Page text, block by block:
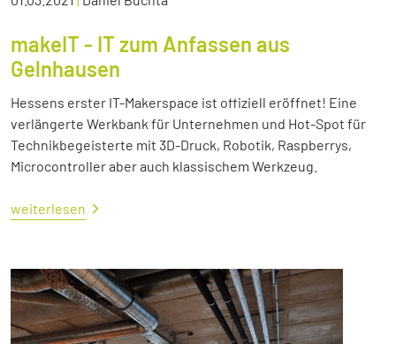
makeIT - IT zum Anfassen aus
Gelnhausen
Hessens erster IT-Makerspace ist offiziell eröffnet! Eine
verlängerte Werkbank für Unternehmen und Hot-Spot für
Technikbegeisterte mit 3D-Druck, Robotik, Raspberrys,
Microcontroller aber auch klassischem Werkzeug.
weiterlesen